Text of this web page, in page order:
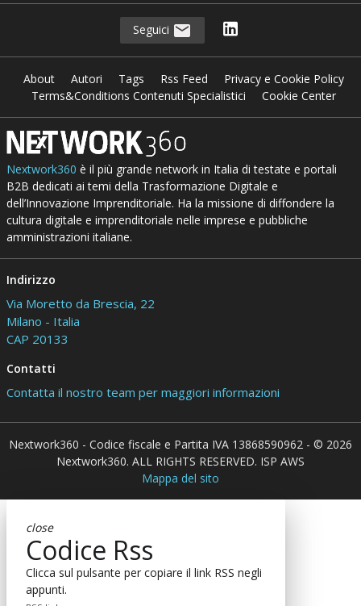
Seguici
About Autori Tags Rss Feed
Privacy e Cookie Policy
Terms&Conditions Contenuti Specialistici
Cookie Center
Nextwork360 è il più grande network in Italia di testate e portali
B2B dedicati ai temi della Trasformazione Digitale e
dell’Innovazione Imprenditoriale. Ha la missione di diffondere la
cultura digitale e imprenditoriale nelle imprese e pubbliche
amministrazioni italiane.
Indirizzo
Via Moretto da Brescia, 22
Milano - Italia
CAP 20133
Contatti
Contatta il nostro team per maggiori informazioni
Nextwork360 - Codice fiscale e Partita IVA 13868590962 - © 2026
Nextwork360. ALL RIGHTS RESERVED. ISP AWS
Mappa del sito
close
Codice Rss
Clicca sul pulsante per copiare il link RSS negli
appunti.